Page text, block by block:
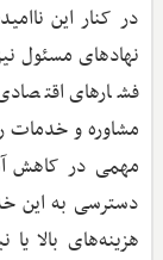
در کنار این
نهادهای مسئول
فشارهای
مشاوره و خدمات
مهمی در کاهش
دسترسی به این
هزینه‌های بالا